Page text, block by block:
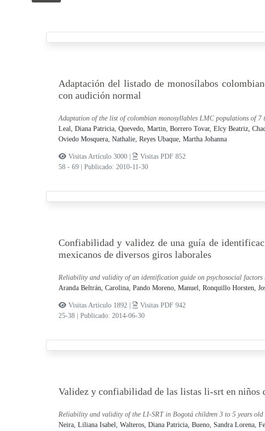
Adaptación del listado de monosílabos
con audición normal
Adaptation of the list of colombian monosyllables LMC populations of 7
Leal, Diana Patricia, Quevedo, Martin, Borrero Tovar, Elcy Beatriz,
Oviedo Mosquera, Nathalie, Reyes Ubaque, Martha Johanna
Visitas Artículo 3000 |
Visitas PDF 852
58 - 69
Publicado: 2010-11-30
Confiabilidad y validez de una guía de
mexicanos de diversos giros laborales
Reliability and validity of an identification guide on psychosocial factors
Aranda Beltrán, Carolina, Pando Moreno, Manuel, Ronquillo Horsten,
Visitas Artículo 1892 |
Visitas PDF 942
25-38
Publicado: 2014-06-30
Validez y confiabilidad de las listas li-srt en niños
Reliability and validity of the LI-SRT in Bogotá children 3 to 5 years old
Neira, Liliana Isabel, Walteros, Diana Patricia, Bueno, Sandra Lorena,